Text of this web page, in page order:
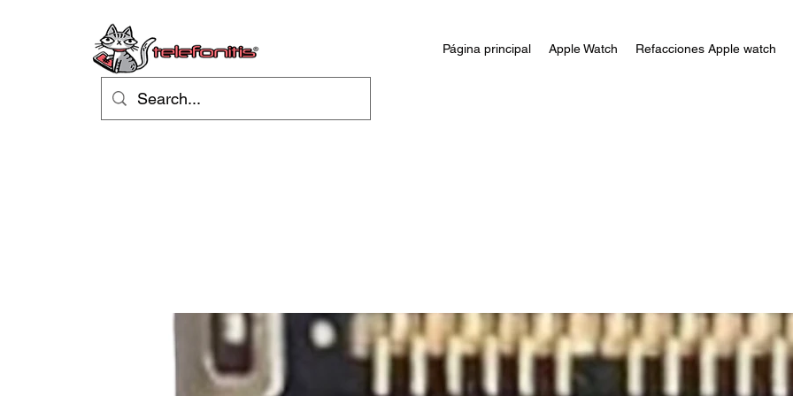
Página principal Apple Watch Refacciones Apple watch